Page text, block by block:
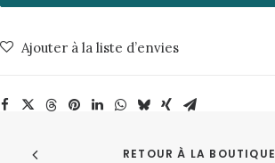
B2
Kleman
Ajouter à la liste d’envies
RETOUR À LA BOUTIQUE